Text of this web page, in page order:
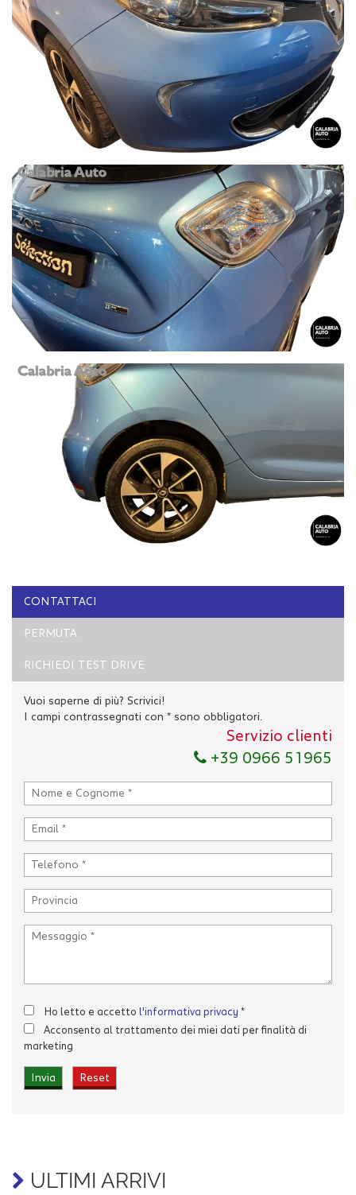
CONTATTACI
PERMUTA
RICHIEDI TEST DRIVE
Vuoi saperne di più? Scrivici!
I campi contrassegnati con * sono obbligatori.
Servizio clienti
+39 0966 51965
Ho letto e accetto l'informativa privacy *
Acconsento al trattamento dei miei dati per finalità di
marketing
ULTIMI ARRIVI